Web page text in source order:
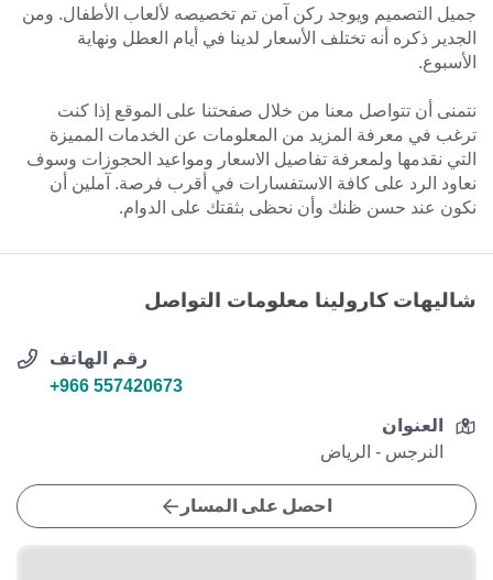
جميل التصميم ويوجد ركن آمن تم تخصيصه لألعاب الأطفال. ومن
الجدير ذكره أنه تختلف الأسعار لدينا في أيام العطل ونهاية
الأسبوع.
نتمنى أن تتواصل معنا من خلال صفحتنا على الموقع إذا كنت
ترغب في معرفة المزيد من المعلومات عن الخدمات المميزة
التي نقدمها ولمعرفة تفاصيل الاسعار ومواعيد الحجوزات وسوف
نعاود الرد على كافة الاستفسارات في أقرب فرصة. آملين أن
نكون عند حسن ظنك وأن نحظى بثقتك على الدوام.
شاليهات كارولينا معلومات التواصل
رقم الهاتف
+966 557420673
العنوان
النرجس - الرياض
احصل على المسار